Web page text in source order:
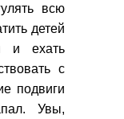
всю
детей
и ехать
с
подвиги
Увы,